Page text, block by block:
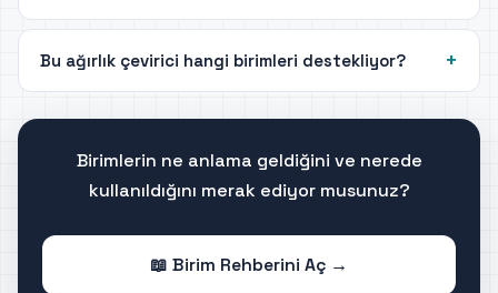
Bu ağırlık çevirici hangi birimleri destekliyor?
Birimlerin ne anlama geldiğini ve nerede
kullanıldığını merak ediyor musunuz?
📖 Birim Rehberini Aç →